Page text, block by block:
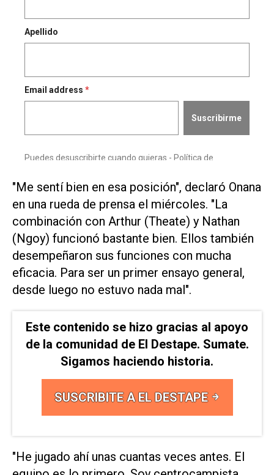
"Me sentí bien en esa posición", ⁠declaró Onana
en una rueda de prensa el ​miércoles. "La
combinación con Arthur (Theate) y Nathan
(Ngoy) ‌funcionó bastante bien. Ellos también
desempeñaron ‌sus funciones con mucha
eficacia. Para ser un ⁠primer ensayo general,
desde luego no estuvo nada mal".
Este contenido se hizo gracias al apoyo
de la comunidad de El Destape. Sumate.
Sigamos haciendo historia.
SUSCRIBITE A EL DESTAPE
"He jugado ahí unas cuantas veces antes. El